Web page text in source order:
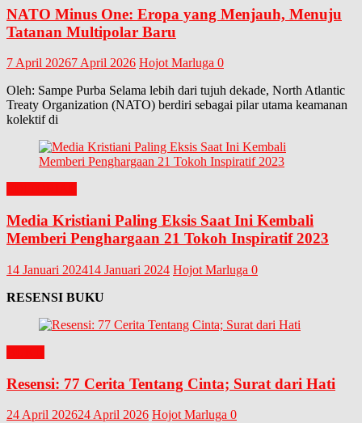
NATO Minus One: Eropa yang Menjauh, Menuju
Tatanan Multipolar Baru
7 April 20267 April 2026 Hojot Marluga 0
Oleh: Sampe Purba Selama lebih dari tujuh dekade, North Atlantic
Treaty Organization (NATO) berdiri sebagai pilar utama keamanan
kolektif di
Media Kristiani Paling Eksis Saat Ini Kembali
Memberi Penghargaan 21 Tokoh Inspiratif 2023
14 Januari 202414 Januari 2024 Hojot Marluga 0
RESENSI BUKU
Resensi: 77 Cerita Tentang Cinta; Surat dari Hati
24 April 202624 April 2026 Hojot Marluga 0